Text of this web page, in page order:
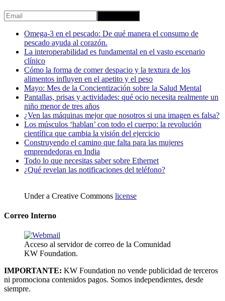
Omega-3 en el pescado: De qué manera el consumo de
pescado ayuda al corazón.
La interoperabilidad es fundamental en el vasto escenario
clínico
Cómo la forma de comer despacio y la textura de los
alimentos influyen en el apetito y el peso
Mayo: Mes de la Concientización sobre la Salud Mental
Pantallas, prisas y actividades: qué ocio necesita realmente un
niño menor de tres años
¿Ven las máquinas mejor que nosotros si una imagen es falsa?
Los músculos ‘hablan’ con todo el cuerpo: la revolución
científica que cambia la visión del ejercicio
Construyendo el camino que falta para las mujeres
emprendedoras en India
Todo lo que necesitas saber sobre Ethernet
¿Qué revelan las notificaciones del teléfono?
Under a Creative Commons license
Correo Interno
Acceso al servidor de correo de la Comunidad
KW Foundation.
IMPORTANTE: KW Foundation no vende publicidad de terceros
ni promociona contenidos pagos. Somos independientes, desde
siempre.